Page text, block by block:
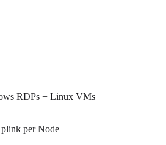
RDPs + Linux VMs
per Node